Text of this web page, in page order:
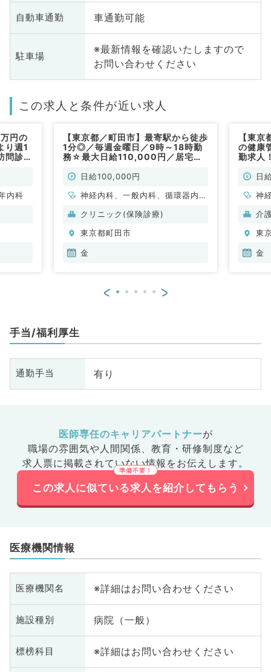
自動車通勤 車通勤可能
駐車場
※最新情報を確認いたしますので
お問い合わせください
この求人と条件が近い求人
円の
り週1
問診療
内科
【東京都／町田市】最寄駅から徒歩
1分◎／毎週金曜日／9時～18時勤
務☆最大日給110,000円／居宅の
／非常勤）
日給100,000円
神経内科、一般内科、循環器内
科、呼吸器内科、消化器内科、内
内科、血液内科、膠原病科
クリニック(保険診療)
東京都町田市
金
【東
の健康
勤求人
日
神
科
内
介
東
金
< >
手当/福利厚生
通勤手当 有り
医師専任のキャリアパートナーが
職場の雰囲気や人間関係、 教育・研修制度など
求人票に掲載されていない情報をお伝えします。
この求人に似ている求人を紹介してもらう
医療機関情報
医療機関名 ※詳細はお問い合わせください
施設種別 病院（一般）
標榜科目 ※詳細はお問い合わせください